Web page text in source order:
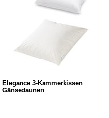
Elegance 3-Kammerkissen
Gänsedaunen